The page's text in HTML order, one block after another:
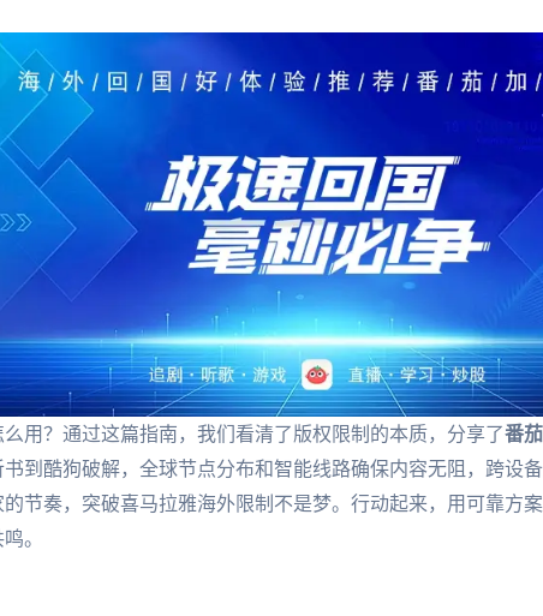
用？通过这篇指南，我们看清了版权限制的本质，分享了番
到酷狗破解，全球节点分布和智能线路确保内容无阻，跨设
节奏，突破喜马拉雅海外限制不是梦。行动起来，用可靠方
。